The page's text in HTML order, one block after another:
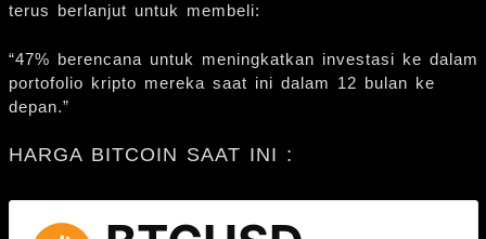
terus berlanjut untuk membeli:
“47% berencana untuk meningkatkan investasi ke dalam
portofolio kripto mereka saat ini dalam 12 bulan ke
depan.”
HARGA BITCOIN SAAT INI :